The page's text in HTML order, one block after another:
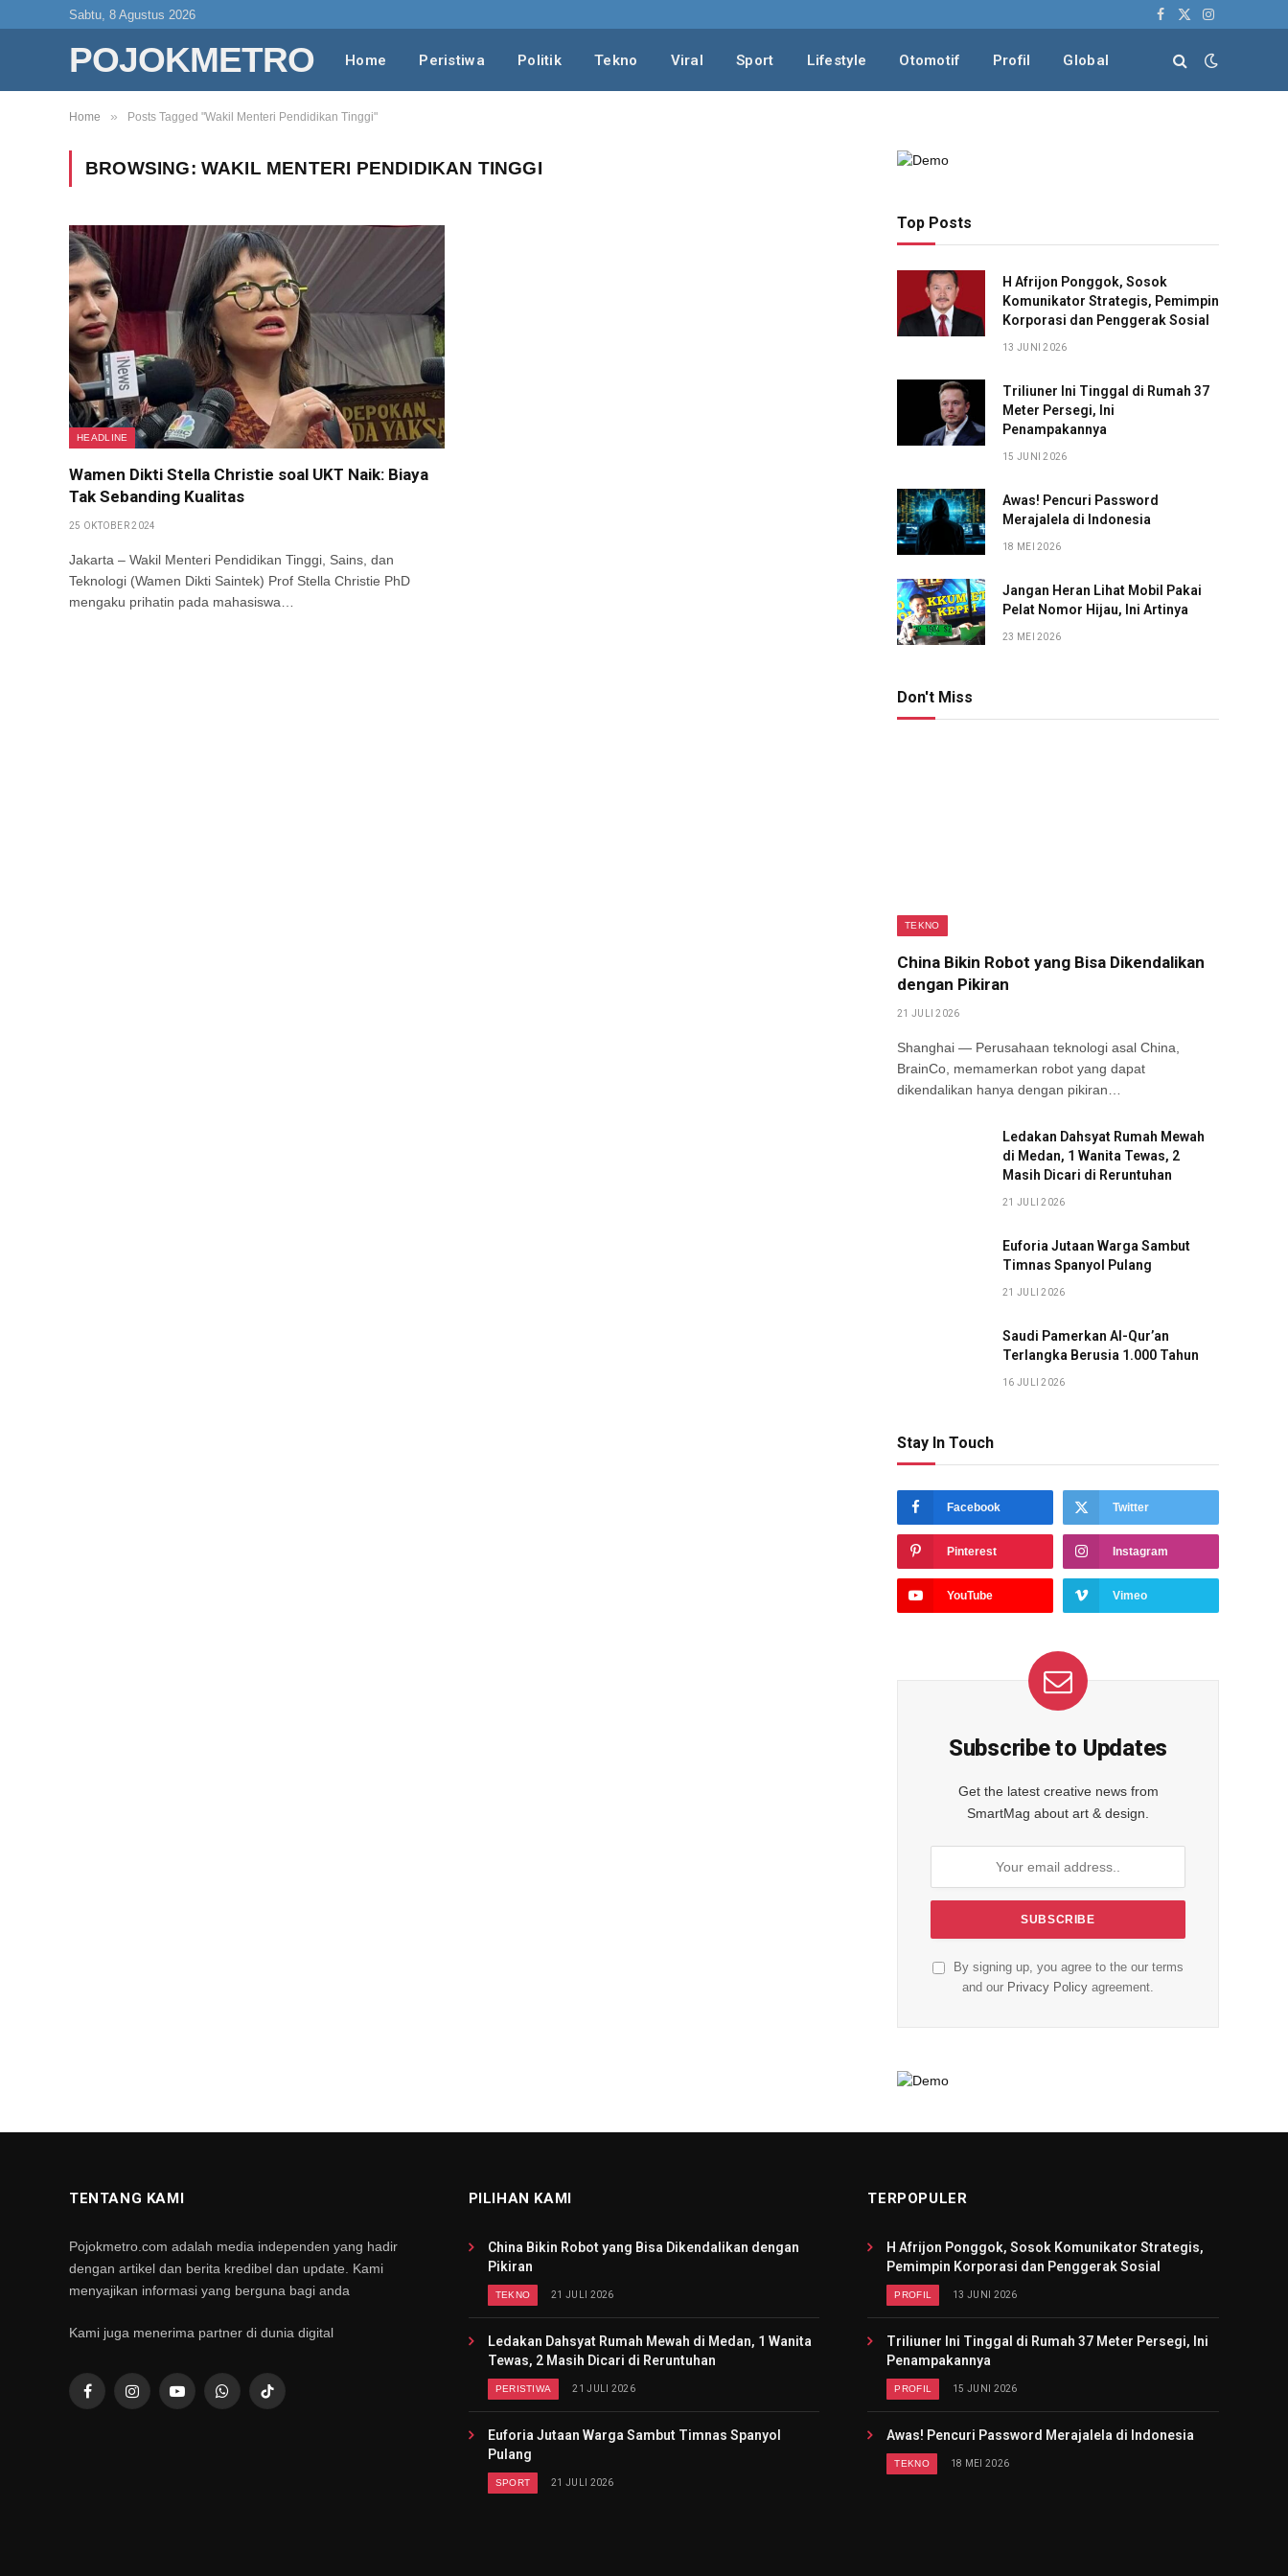
Sabtu, 8 Agustus 2026
Facebook
X
Instagram
POJOKMETRO Home Peristiwa Politik Tekno Viral Sport Lifestyle Otomotif Profil Global
Home » Posts Tagged "Wakil Menteri Pendidikan Tinggi"
BROWSING: WAKIL MENTERI PENDIDIKAN TINGGI
HEADLINE
Wamen Dikti Stella Christie soal UKT Naik: Biaya
Tak Sebanding Kualitas
25 OKTOBER 2024
Jakarta – Wakil Menteri Pendidikan Tinggi, Sains, dan
Teknologi (Wamen Dikti Saintek) Prof Stella Christie PhD
mengaku prihatin pada mahasiswa…
Top Posts
H Afrijon Ponggok, Sosok
Komunikator Strategis, Pemimpin
Korporasi dan Penggerak Sosial
13 JUNI 2026
Triliuner Ini Tinggal di Rumah 37
Meter Persegi, Ini
Penampakannya
15 JUNI 2026
Awas! Pencuri Password
Merajalela di Indonesia
18 MEI 2026
Jangan Heran Lihat Mobil Pakai
Pelat Nomor Hijau, Ini Artinya
23 MEI 2026
Don't Miss
TEKNO
China Bikin Robot yang Bisa Dikendalikan
dengan Pikiran
21 JULI 2026
Shanghai — Perusahaan teknologi asal China,
BrainCo, memamerkan robot yang dapat
dikendalikan hanya dengan pikiran…
Ledakan Dahsyat Rumah Mewah
di Medan, 1 Wanita Tewas, 2
Masih Dicari di Reruntuhan
21 JULI 2026
Euforia Jutaan Warga Sambut
Timnas Spanyol Pulang
21 JULI 2026
Saudi Pamerkan Al-Qur’an
Terlangka Berusia 1.000 Tahun
16 JULI 2026
Stay In Touch
Facebook Twitter
Pinterest Instagram
YouTube Vimeo
Subscribe to Updates
Get the latest creative news from
SmartMag about art & design.
By signing up, you agree to the our terms
and our Privacy Policy agreement.
TENTANG KAMI
Pojokmetro.com adalah media independen yang hadir
dengan artikel dan berita kredibel dan update. Kami
menyajikan informasi yang berguna bagi anda
Kami juga menerima partner di dunia digital
FacebookInstagramYouTubeWhatsAppTikTok
PILIHAN KAMI
China Bikin Robot yang Bisa Dikendalikan dengan
Pikiran
TEKNO 21 JULI 2026
Ledakan Dahsyat Rumah Mewah di Medan, 1 Wanita
Tewas, 2 Masih Dicari di Reruntuhan
PERISTIWA 21 JULI 2026
Euforia Jutaan Warga Sambut Timnas Spanyol
Pulang
SPORT 21 JULI 2026
TERPOPULER
H Afrijon Ponggok, Sosok Komunikator Strategis,
Pemimpin Korporasi dan Penggerak Sosial
PROFIL 13 JUNI 2026
Triliuner Ini Tinggal di Rumah 37 Meter Persegi, Ini
Penampakannya
PROFIL 15 JUNI 2026
Awas! Pencuri Password Merajalela di Indonesia
TEKNO 18 MEI 2026